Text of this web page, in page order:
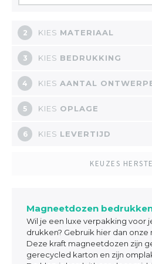
2 KIES MATERIAAL
3 KIES BEDRUKKING
4 KIES AANTAL
5 KIES OPLAGE
6 KIES LEVERTIJD
KEUZES
Magneetdozen
Wil je een luxe verpakking voor
drukken? Gebruik hier dan
Deze kraft magneetdozen zijn
gerecycled karton en zijn